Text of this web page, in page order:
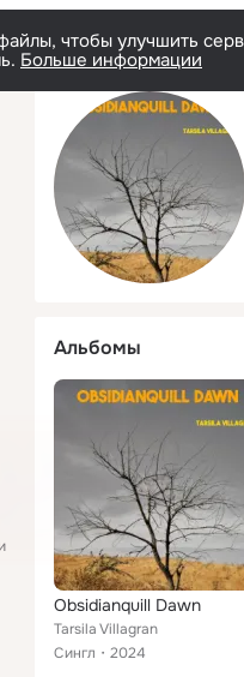
чтобы улучшить
Больше информации
Альбомы
Obsidianquill Dawn
Tarsila Villagran
Сингл
2024